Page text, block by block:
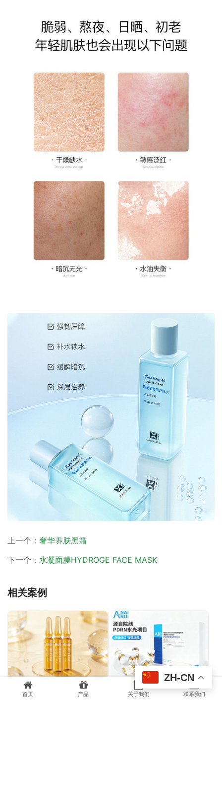
上一个： 奢华养肤黑霜
下一个： 水凝面膜HYDROGE FACE MASK
相关案例
寡肽密集修护精华 DNA钠安瓶舒缓精华液
首页 产品 关于我们 联系我们
ZH-CN